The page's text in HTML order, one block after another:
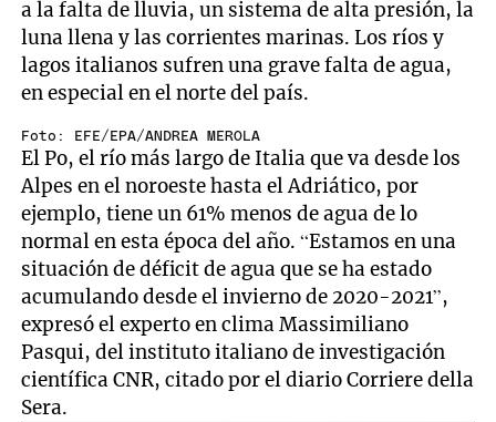
a la falta de lluvia, un sistema de alta presión, la
luna llena y las corrientes marinas. Los ríos y
lagos italianos sufren una grave falta de agua,
en especial en el norte del país.
Foto: EFE/EPA/ANDREA MEROLA
El Po, el río más largo de Italia que va desde los
Alpes en el noroeste hasta el Adriático, por
ejemplo, tiene un 61% menos de agua de lo
normal en esta época del año. “Estamos en una
situación de déficit de agua que se ha estado
acumulando desde el invierno de 2020-2021”,
expresó el experto en clima Massimiliano
Pasqui, del instituto italiano de investigación
científica CNR, citado por el diario Corriere della
Sera.